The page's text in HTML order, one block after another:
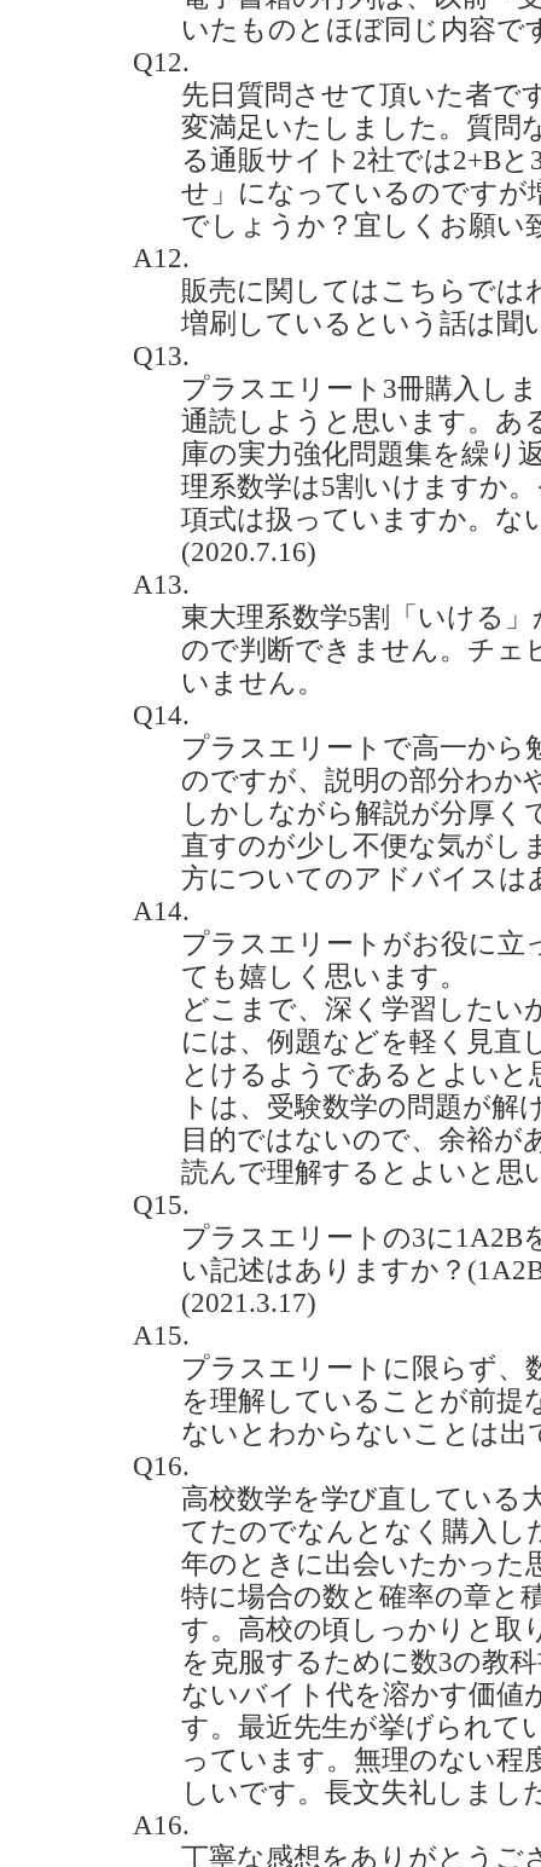
いたものとほぼ同じ内容で
Q12.
先日質問させて頂いた者で
変満足いたしました。質問
る通販サイト2社では2+B
せ」になっているのですが
でしょうか？宜しくお願い
A12.
販売に関してはこちらでは
増刷しているという話は聞
Q13.
プラスエリート3冊購入し
通読しようと思います。あ
庫の実力強化問題集を繰り
理系数学は5割いけますか
項式は扱っていますか。な
(2020.7.16)
A13.
東大理系数学5割「いける
ので判断できません。チェ
いません。
Q14.
プラスエリートで高一から
のですが、説明の部分わか
しかしながら解説が分厚く
直すのが少し不便な気がし
方についてのアドバイスは
A14.
プラスエリートがお役に立
ても嬉しく思います。
どこまで、深く学習したい
には、例題などを軽く見直
とけるようであるとよい
トは、受験数学の問題が
目的ではないので、余裕が
読んで理解するとよいと思
Q15.
プラスエリートの3に1A2B
い記述はありますか？
(2021.3.17)
A15.
プラスエリートに限らず、
を理解していることが前提
ないとわからないことは出
Q16.
高校数学を学び直している
てたのでなんとなく購入し
年のときに出会いたかった
特に場合の数と確率の章と
す。高校の頃しっかりと取
を克服するために数3の教
ないバイト代を溶かす価値
す。最近先生が挙げられて
っています。無理のない程
しいです。長文失礼しまし
A16.
丁寧な感想をありがとうご